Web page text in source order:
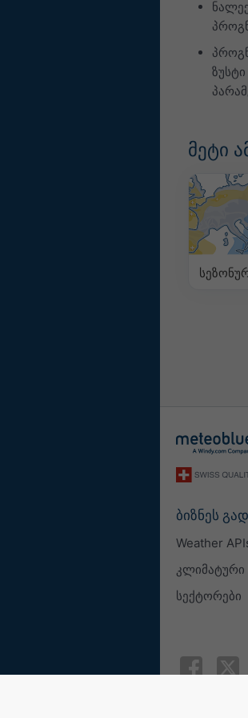
მეტი
ბიზნეს
Weather
კლიმატური
სექტორები